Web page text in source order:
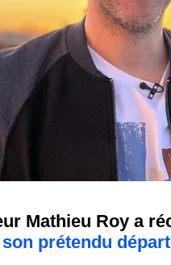
Mathieu Roy a
prétendu départ